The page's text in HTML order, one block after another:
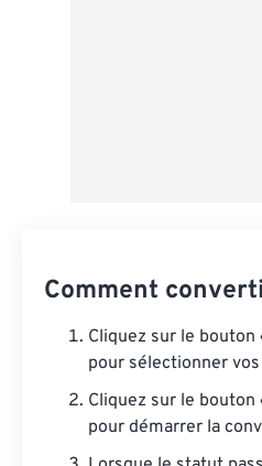
Comment
Cliquez sur le bouton
pour sélectionner
Cliquez sur le bouton
pour démarrer la